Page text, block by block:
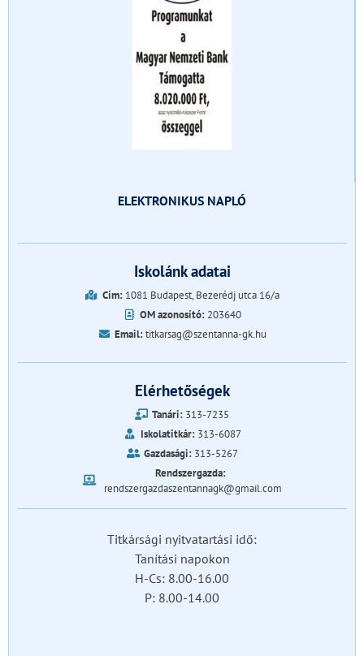
ELEKTRONIKUS NAPLÓ
Iskolánk adatai
Cím:1081 Budapest, Bezerédj utca 16/a
OM azonosító: 203640
Email:titkarsag@szentanna-gk.hu
Elérhetőségek
Tanári: 313-7235
Iskolatitkár:313-6087
Gazdasági:313-5267
Rendszergazda:
rendszergazdaszentannagk@gmail.com
Titkársági nyitvatartási idő:
Tanítási napokon
H-Cs: 8.00-16.00
P: 8.00-14.00